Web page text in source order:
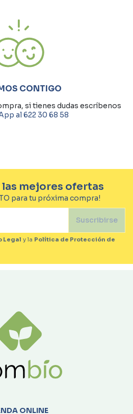
CONTIGO
si tienes dudas escríbenos
al 622 30 68 58
mejores ofertas
para tu próxima compra!
Suscribirse
Legal y la Política de Protección de
ONLINE